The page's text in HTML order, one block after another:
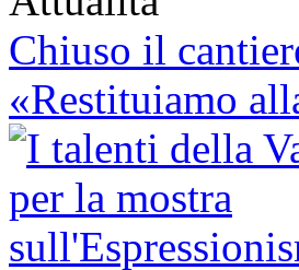
Chiuso il
«Restituiamo